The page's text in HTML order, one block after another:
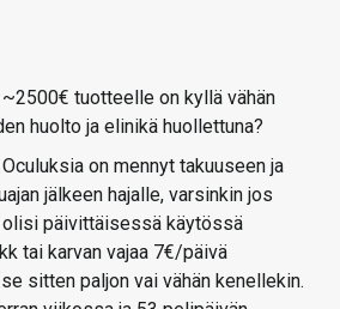
~2500€ tuotteelle on kyllä vähän
huolto ja elinikä huollettuna?
on mennyt takuuseen ja
jälkeen hajalle, varsinkin jos
olisi päivittäisessä käytössä
tai karvan vajaa 7€/päivä
sitten paljon vai vähän kenellekin.